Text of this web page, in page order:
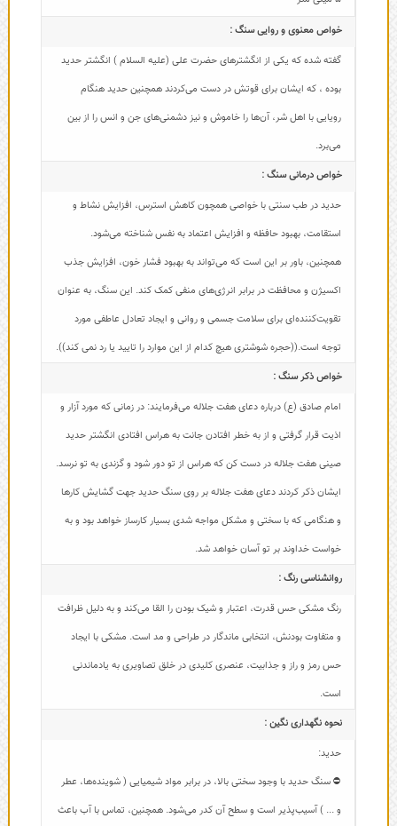
خواص معنوی و روایی سنگ :
گفته شده که یکی از انگشترهای حضرت علی (علیه السلام ) انگشتر حدید
بوده ، که ایشان برای قوتش در دست می‌کردند همچنین حدید هنگام
رویایی با اهل شر، آن‌ها را خاموش و نیز دشمنی‌های جن و انس را از بین
می‌برد.
خواص درمانی سنگ :
حدید در طب سنتی با خواصی همچون کاهش استرس، افزایش نشاط و
استقامت، بهبود حافظه و افزایش اعتماد به نفس شناخته می‌شود.
همچنین، باور بر این است که می‌تواند به بهبود فشار خون، افزایش جذب
اکسیژن و محافظت در برابر انرژی‌های منفی کمک کند. این سنگ، به عنوان
تقویت‌کننده‌ای برای سلامت جسمی و روانی و ایجاد تعادل عاطفی مورد
توجه است.((حجره شوشتری هیچ کدام از این موارد را تایید یا رد نمی کند)).
خواص ذکر سنگ :
امام صادق (ع) درباره دعای هفت جلاله می‌فرمایند: در زمانی که مورد آزار و
اذیت قرار گرفتی و از به خطر افتادن جانت به هراس افتادی انگشتر حدید
صینی هفت جلاله در دست کن که هراس از تو دور شود و گزندی به تو نرسد.
ایشان ذکر کردند دعای هفت جلاله بر روی سنگ حدید جهت گشایش کارها
و هنگامی که با سختی و مشکل مواجه شدی بسیار کارساز خواهد بود و به
خواست خداوند بر تو آسان خواهد شد.
روانشناسی رنگ :
رنگ مشکی حس قدرت، اعتبار و شیک بودن را القا می‌کند و به دلیل ظرافت
و متفاوت بودنش، انتخابی ماندگار در طراحی و مد است. مشکی با ایجاد
حس رمز و راز و جذابیت، عنصری کلیدی در خلق تصاویری به یادماندنی
است.
نحوه نگهداری نگین :
حدید:
⛔ سنگ حدید با وجود سختی بالا، در برابر مواد شیمیایی ( شوینده‌ها، عطر
و ... ) آسیب‌پذیر است و سطح آن کدر می‌شود. همچنین، تماس با آب باعث